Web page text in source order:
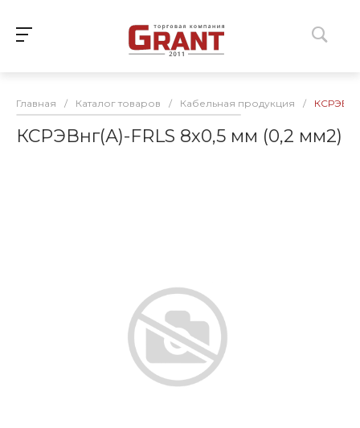
Главная / Каталог товаров / Кабельная продукция /
КСРЭВнг(А)-FRLS 8х0,5 мм (0,2 мм2)